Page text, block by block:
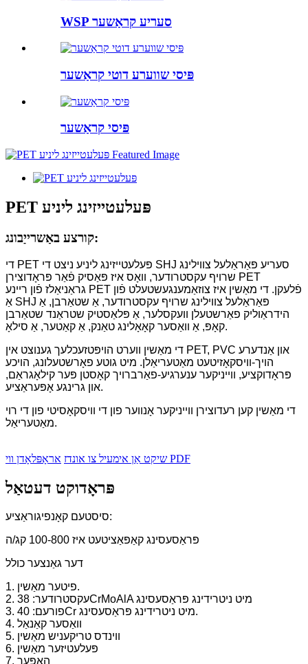
WSP סעריע קראַשער
פּיסי שווערע דוטי קראַשער
פּיסי קראַשער
PET פּעלעטייזינג ליניע
קורצע באַשרייַבונג:
די PET פּעלעטייזינג ליניע ניצט די SHJ סעריע פּאַראַלעל צווילינג
שרויף עקסטרודער, וואָס איז פּאַסיק פֿאַר פּראָדוצירן PET
גראַניאַלז פֿון ריינע PET פֿלעקן. די מאַשין איז צוזאַמענגעשטעלט פֿון
אַ SHJ פּאַראַלעל צווילינג שרויף עקסטרודער, אַ שטאַרבן, אַ
הידראַוליק פאַרשטעלן וועקסלער, אַ פּלאַסטיק שטראַנד שטאַרבן
קאָפּ, אַ וואַסער קאָאָלינג טאַנק, אַ קאַטער, אַ סילאָ.
די מאַשין ווערט הויפּטזעכלעך גענוצט אין PET, PVC און אַנדערע
הויך-וויסקאָזיטעט מאַטעריאַלן. מיט גוטע פאָרשטעלונג, הויכע
פּראָדוקציע, ווייניקער ענערגיע-פאַרברויך קאָסטן פּער קילאָגראַם,
און גרינגע אָפּעראַציע.
די מאַשין קען רעדוצירן ווייניקער אָנווער פון די וויסקאָסיטי פון די רוי
מאַטעריאַל.
שיקט אַן אימעיל צו אונדז אראָפּלאָדן ווי PDF
פּראָדוקט דעטאַל
סיסטעם קאָנפיגוראַציע:
פּראַסעסינג קאַפּאַציטעט איז 100-800 קג/ה
דער גאַנצער כולל
1. פיטער מאַשין.
2. עקסטרודער: 38CrMoAlA מיט ניטרידינג פּראַסעסינג
3. פורעם: 40Cr מיט ניטרידינג פּראַסעסינג.
4. וואַסער קאַנאַל
5. ווינדס טריקעניש מאַשין
6. פּעלעטיזער מאַשין
7. האָפּער